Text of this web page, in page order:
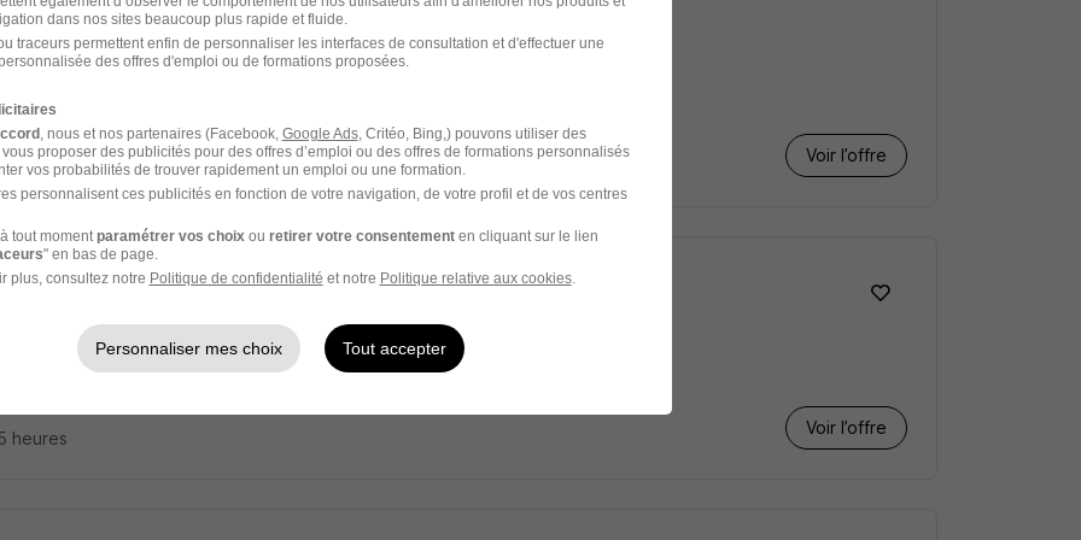
H/F
France
- 09
Voir l’offre
jours
Qualité H/F
CDI Début le 24 août
Voir l’offre
heures
dans nos sites beaucoup plus rapide et fluide.
traceurs permettent enfin de personnaliser les interfaces de consultation et d'effectuer une
des offres d'emploi ou de formations proposées.
, nous et nos partenaires (Facebook, Google Ads, Critéo, Bing,) pouvons utiliser des
proposer des publicités pour des offres d’emploi ou des offres de formations personnalisés
vos probabilités de trouver rapidement un emploi ou une formation.
personnalisent ces publicités en fonction de votre navigation, de votre profil et de vos centres
tout moment paramétrer vos choix ou retirer votre consentementen cliquant sur le lien
" en bas de page.
plus, consultez notre Politique de confidentialité et notre Politique relative aux cookies.
Personnaliser mes choix Tout accepter